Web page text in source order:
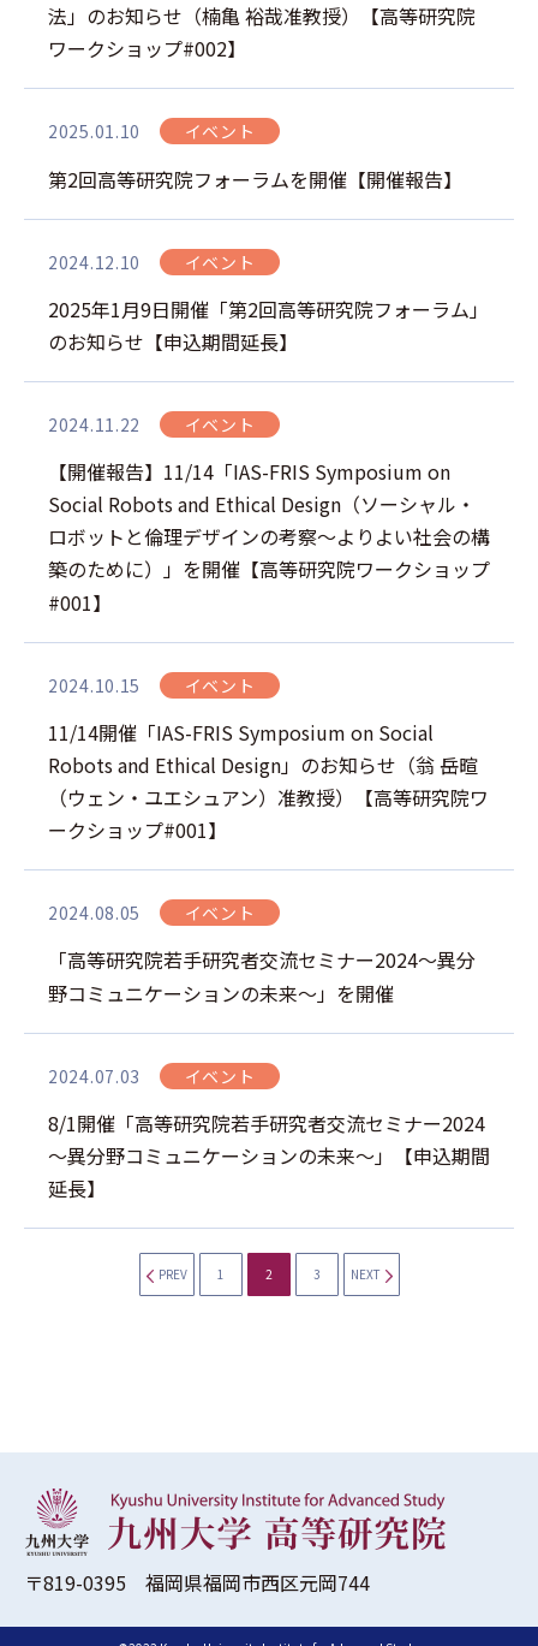
法」のお知らせ（楠亀 裕哉准教授）【高等研究院
ワークショップ#002】
2025.01.10 イベント
第2回高等研究院フォーラムを開催【開催報告】
2024.12.10 イベント
2025年1月9日開催「第2回高等研究院フォーラム」
のお知らせ【申込期間延長】
2024.11.22 イベント
【開催報告】11/14「IAS-FRIS Symposium on
Social Robots and Ethical Design（ソーシャル・
ロボットと倫理デザインの考察～よりよい社会の構
築のために）」を開催【高等研究院ワークショップ
#001】
2024.10.15 イベント
11/14開催「IAS-FRIS Symposium on Social
Robots and Ethical Design」のお知らせ（翁 岳暄
（ウェン・ユエシュアン）准教授）【高等研究院ワ
ークショップ#001】
2024.08.05 イベント
「高等研究院若手研究者交流セミナー2024～異分
野コミュニケーションの未来～」を開催
2024.07.03 イベント
8/1開催「高等研究院若手研究者交流セミナー2024
～異分野コミュニケーションの未来～」【申込期間
延長】
PREV 1 2 3 NEXT
〒819-0395 福岡県福岡市西区元岡744